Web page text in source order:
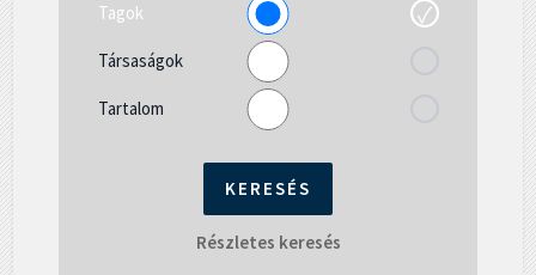
Tagok
Társaságok
Tartalom
Részletes keresés